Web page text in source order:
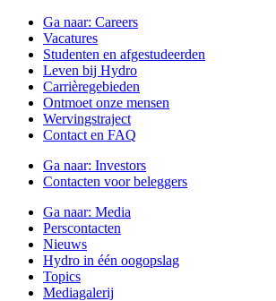
Ga naar: Careers
Vacatures
Studenten en afgestudeerden
Leven bij Hydro
Carrièregebieden
Ontmoet onze mensen
Wervingstraject
Contact en FAQ
Ga naar: Investors
Contacten voor beleggers
Ga naar: Media
Perscontacten
Nieuws
Hydro in één oogopslag
Topics
Mediagalerij